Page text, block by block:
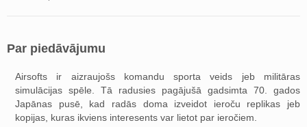
Par piedāvājumu
Airsofts ir aizraujošs komandu sporta veids jeb militāras
simulācijas spēle. Tā radusies pagājušā gadsimta 70. gados
Japānas pusē, kad radās doma izveidot ieroču replikas jeb
kopijas, kuras ikviens interesents var lietot par ieročiem.